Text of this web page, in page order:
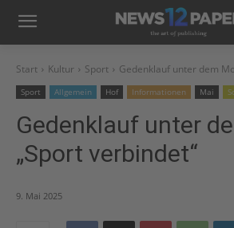
Start Kultur Sport Gedenklauf unter dem
Sport Allgemein Hof Informationen Mai
Gedenklauf unter
„Sport verbindet“
9. Mai 2025